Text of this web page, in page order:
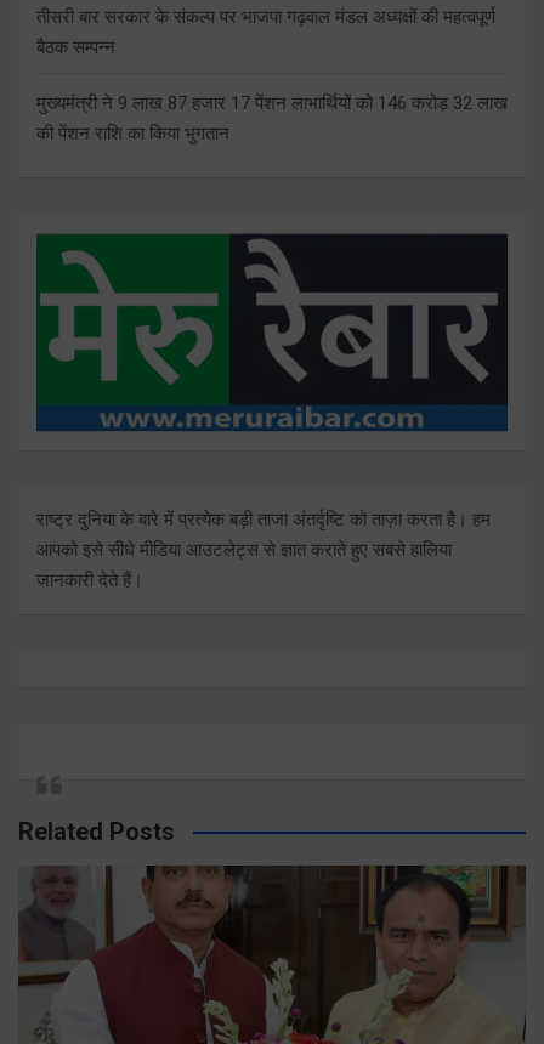
तीसरी बार सरकार के संकल्प पर भाजपा गढ़वाल मंडल अध्यक्षों की महत्वपूर्ण
बैठक सम्पन्न
मुख्यमंत्री ने 9 लाख 87 हजार 17 पेंशन लाभार्थियों को 146 करोड़ 32 लाख
की पेंशन राशि का किया भुगतान
राष्ट्र दुनिया के बारे में प्रत्येक बड़ी ताजा अंतर्दृष्टि को ताज़ा करता है। हम
आपको इसे सीधे मीडिया आउटलेट्स से ज्ञात कराते हुए सबसे हालिया
जानकारी देते हैं।
Related Posts